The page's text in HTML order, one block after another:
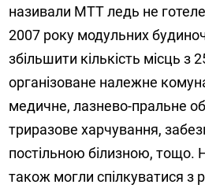
називали МТТ ледь не
2007 року модульних
збільшити кількість місць з
організоване належне
медичне, лазнево-пральне
триразове харчування,
постільною білизною, тощо.
також могли спілкуватися з